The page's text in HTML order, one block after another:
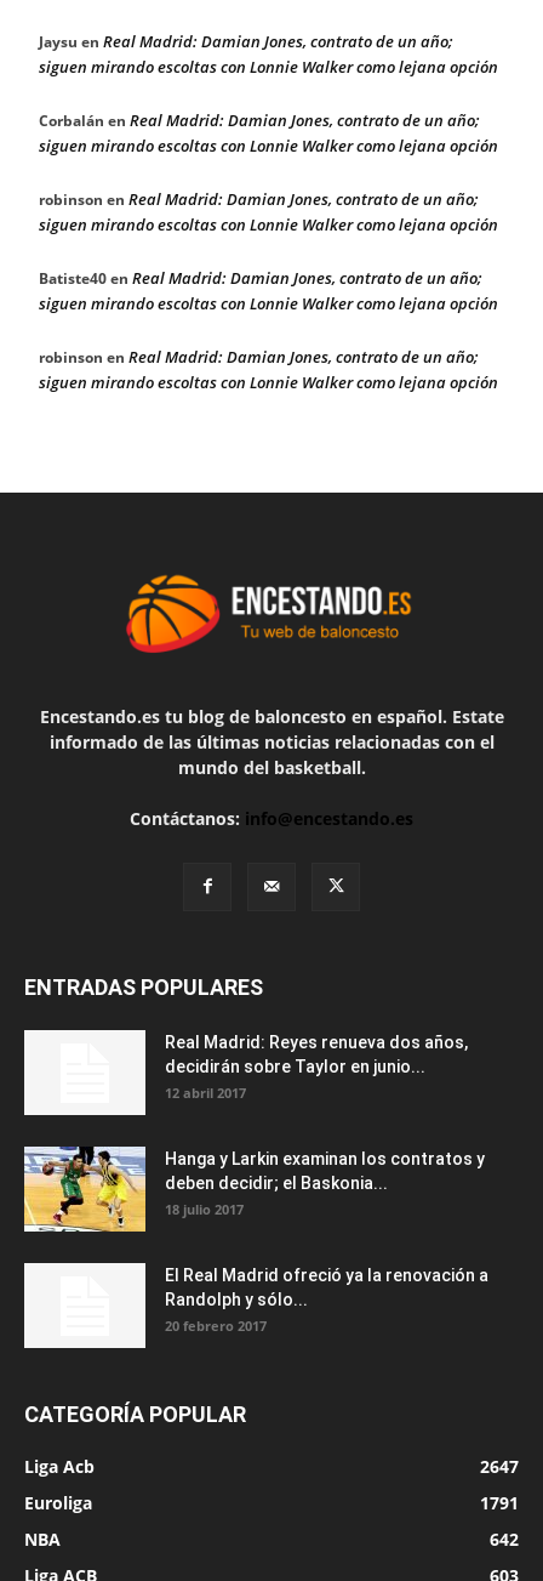
Jaysu en Real Madrid: Damian Jones, contrato de un año;
siguen mirando escoltas con Lonnie Walker como lejana opción
Corbalán en Real Madrid: Damian Jones, contrato de un año;
siguen mirando escoltas con Lonnie Walker como lejana opción
robinson en Real Madrid: Damian Jones, contrato de un año;
siguen mirando escoltas con Lonnie Walker como lejana opción
Batiste40en Real Madrid: Damian Jones, contrato de un año;
siguen mirando escoltas con Lonnie Walker como lejana opción
robinson en Real Madrid: Damian Jones, contrato de un año;
siguen mirando escoltas con Lonnie Walker como lejana opción
Encestando.es tu blog de baloncesto en español. Estate
informado de las últimas noticias relacionadas con el
mundo del basketball.
Contáctanos: info@encestando.es
ENTRADAS POPULARES
Real Madrid: Reyes renueva dos años,
decidirán sobre Taylor en junio...
12 abril 2017
Hanga y Larkin examinan los contratos y
deben decidir; el Baskonia...
18 julio 2017
El Real Madrid ofreció ya la renovación a
Randolph y sólo...
20 febrero 2017
CATEGORÍA POPULAR
Liga Acb
2647
Euroliga
1791
NBA
642
Liga ACB
603